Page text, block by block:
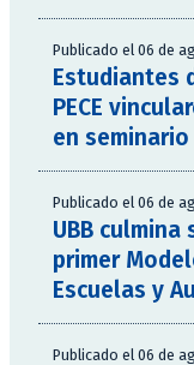
Publicado el 06 de
Estudiantes
PECE
en
Publicado el 06 de
UBB
primer
Escuelas y
Publicado el 06 de